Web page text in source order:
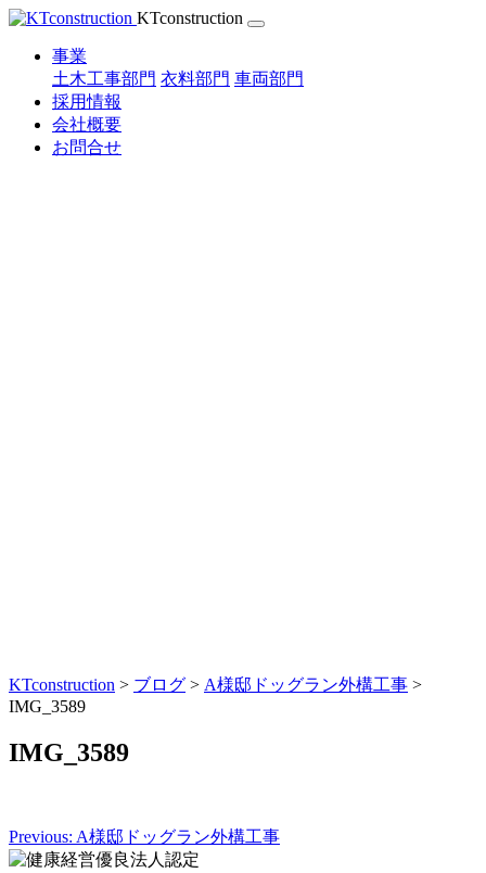
Skip
content
KTconstruction
事業
土木工事部門 衣料部門 車両部門
採用情報
会社概要
お問合せ
KTconstruction > ブログ > A様邸ドッグラン外構工事 >
IMG_3589
IMG_3589
投
Previous: A様邸ドッグラン外構工事